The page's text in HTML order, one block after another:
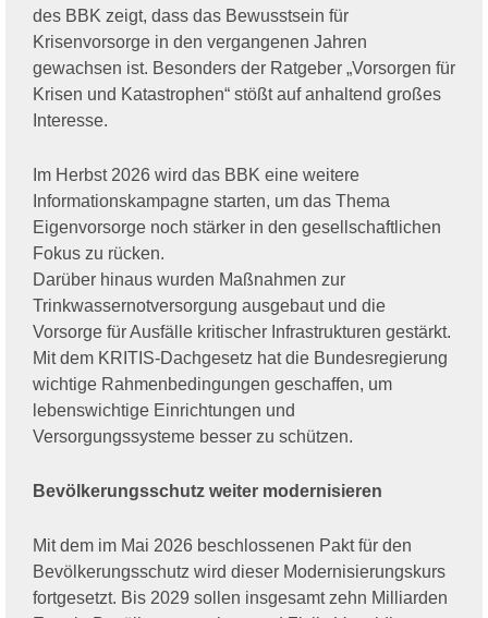
des BBK zeigt, dass das Bewusstsein für
Krisenvorsorge in den vergangenen Jahren
gewachsen ist. Besonders der Ratgeber „Vorsorgen für
Krisen und Katastrophen“ stößt auf anhaltend großes
Interesse.
Im Herbst 2026 wird das BBK eine weitere
Informationskampagne starten, um das Thema
Eigenvorsorge noch stärker in den gesellschaftlichen
Fokus zu rücken.
Darüber hinaus wurden Maßnahmen zur
Trinkwassernotversorgung ausgebaut und die
Vorsorge für Ausfälle kritischer Infrastrukturen gestärkt.
Mit dem KRITIS-Dachgesetz hat die Bundesregierung
wichtige Rahmenbedingungen geschaffen, um
lebenswichtige Einrichtungen und
Versorgungssysteme besser zu schützen.
Bevölkerungsschutz weiter modernisieren
Mit dem im Mai 2026 beschlossenen Pakt für den
Bevölkerungsschutz wird dieser Modernisierungskurs
fortgesetzt. Bis 2029 sollen insgesamt zehn Milliarden